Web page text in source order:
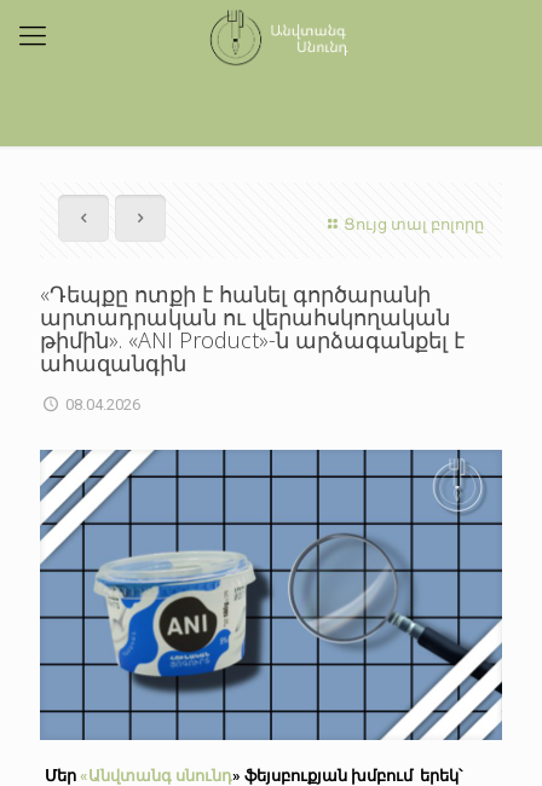
Ցույց տալ բոլորը
«Դեպքը ոտքի է հանել գործարանի
արտադրական ու վերահսկողական
թիմին». «ANI Product»-ն արձագանքել է
ահազանգին
08.04.2026
Մեր «Անվտանգ սնունդ» ֆեյսբուքյան խմբում երեկ՝